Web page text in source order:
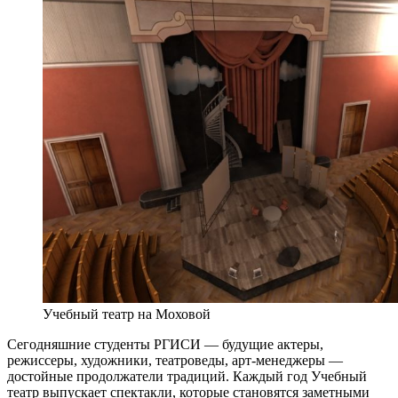
Учебный театр на Моховой
Сегодняшние студенты РГИСИ — будущие актеры,
режиссеры, художники, театроведы, арт-менеджеры —
достойные продолжатели традиций. Каждый год Учебный
театр выпускает спектакли, которые становятся заметными